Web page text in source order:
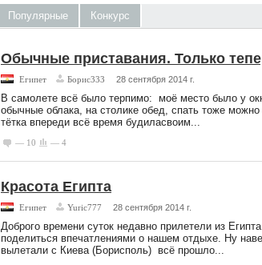
Популярные Конкурс
Обычные приставания. Только
Египет Борис333 28 сентября 2014 г.
В самолете всё было терпимо: моё место было у
обычные облака, на столике обед, спать тоже
тётка впереди всё время будиласвоим...
— 10 — 4
Красота Египта
Египет Yuric777 28 сентября 2014 г.
Доброго времени суток недавно прилетели из
поделиться впечатлениями о нашем отдыхе. Ну
вылетали с Киева (Борисполь) всё прошло...